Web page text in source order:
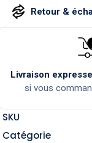
Retour &
Livraison expresse
si vous
SKU
Catégorie